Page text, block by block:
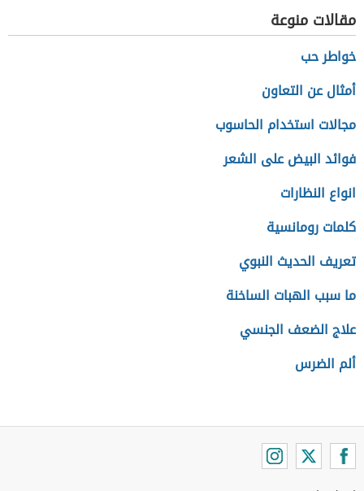
مقالات منوعة
خواطر حب
أمثال عن التعاون
مجالات استخدام الحاسوب
فوائد البيض على الشعر
انواع النظارات
كلمات رومانسية
تعريف الحديث النبوي
ما سبب الهبات الساخنة
علاج الضعف الجنسي
ألم الضرس